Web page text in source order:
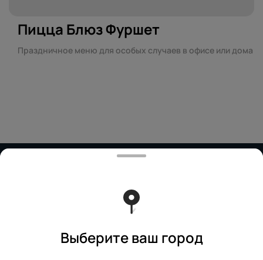
Пицца Блюз Фуршет
Праздничное меню для особых случаев в офисе или дома
Политика конфиденциальности
Выберите ваш город